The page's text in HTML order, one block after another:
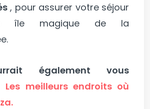
, pour assurer votre séjour
île magique de la
également vous
Les meilleurs endroits où